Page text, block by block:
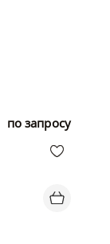
по запросу